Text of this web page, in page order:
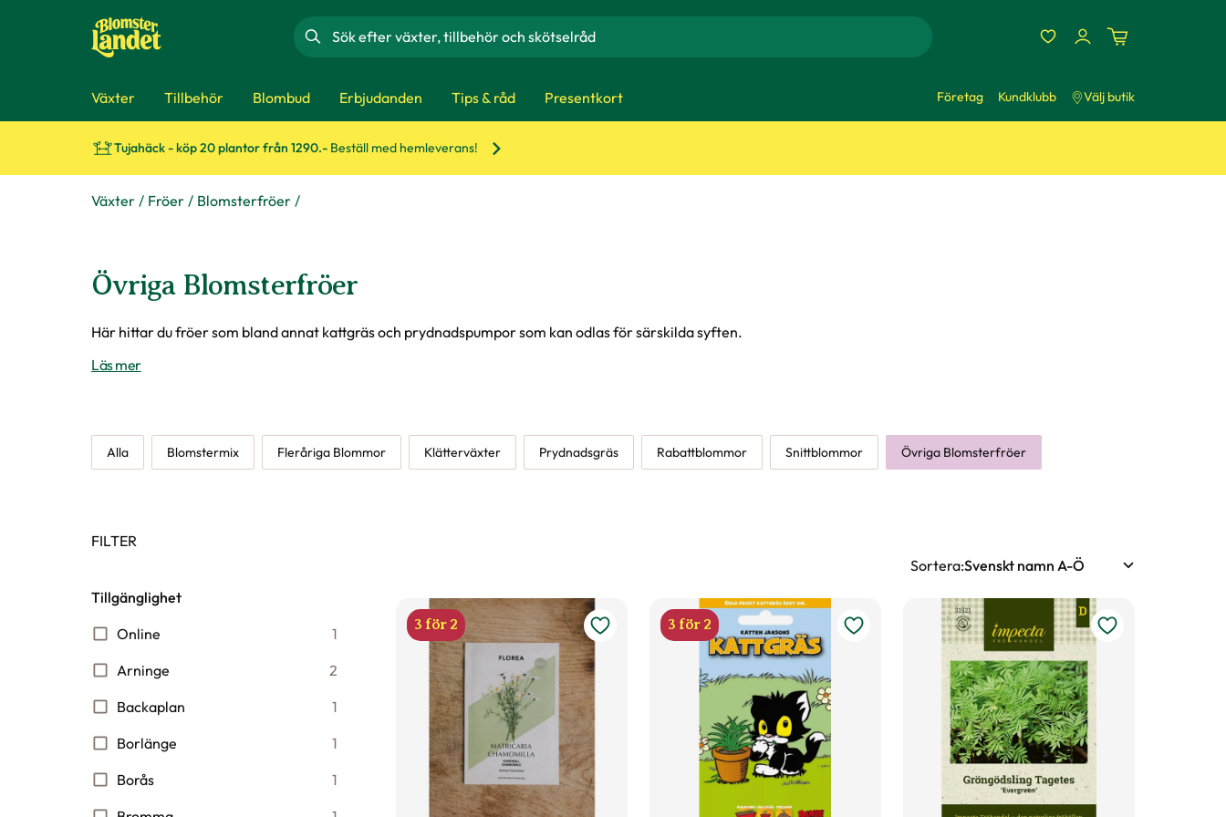
Sök
Växter Tillbehör Blombud Erbjudanden Tips & råd Presentkort Företag Kundklubb Välj butik
Tujahäck - köp 20 plantor från 1290.- Beställ med hemleverans!
Växter Fröer Blomsterfröer
Övriga Blomsterfröer
Här hittar du fröer som bland annat kattgräs och prydnadspumpor som kan odlas för särskilda syften.
Läs mer
Alla Blomstermix Fleråriga Blommor Klätterväxter Prydnadsgräs Rabattblommor Snittblommor Övriga Blomsterfröer
FILTER
Tillgänglighet
Online
1
Arninge
2
Backaplan
1
Borlänge
1
Borås
1
Sortera
3 för 2 3 för 2